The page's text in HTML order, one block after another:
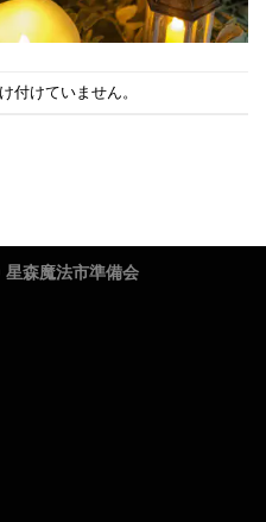
付けていません。
星森魔法市準備会